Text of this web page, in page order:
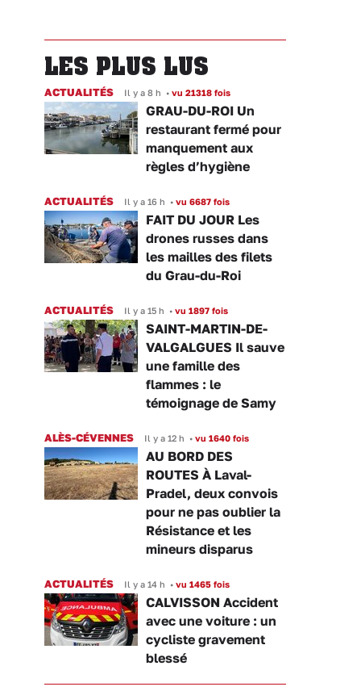
LES PLUS LUS
ACTUALITÉS Il y a 8 h • vu 21318 fois
GRAU-DU-ROI Un
restaurant fermé pour
manquement aux
règles d’hygiène
ACTUALITÉS Il y a 16 h • vu 6687 fois
FAIT DU JOUR Les
drones russes dans
les mailles des filets
du Grau-du-Roi
ACTUALITÉS Il y a 15 h • vu 1897 fois
SAINT-MARTIN-DE-
VALGALGUES Il sauve
une famille des
flammes : le
témoignage de Samy
ALÈS-CÉVENNES Il y a 12 h • vu 1640 fois
AU BORD DES
ROUTES À Laval-
Pradel, deux convois
pour ne pas oublier la
Résistance et les
mineurs disparus
ACTUALITÉS Il y a 14 h • vu 1465 fois
CALVISSON Accident
avec une voiture : un
cycliste gravement
blessé